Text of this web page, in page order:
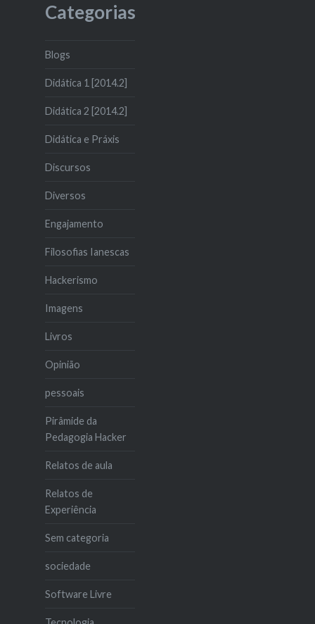
Categorias
Blogs
Didática 1 [2014.2]
Didática 2 [2014.2]
Didática e Práxis
Discursos
Diversos
Engajamento
Filosofias Ianescas
Hackerismo
Imagens
Livros
Opinião
pessoais
Pirâmide da
Pedagogia Hacker
Relatos de aula
Relatos de
Experiência
Sem categoria
sociedade
Software Livre